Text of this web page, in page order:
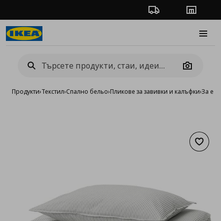
Проследяване на
Camera
Продукти›Текстил›Спално бельо›Пликове за завивки и калъфки›За